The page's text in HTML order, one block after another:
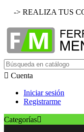
-> REALIZA TUS
 Cuenta
Iniciar sesión
Registrarme
Categorías